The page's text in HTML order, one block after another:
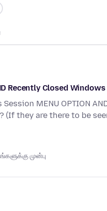
Recently Closed Windows
MENU OPTION
(If they are there to be
முன்பு